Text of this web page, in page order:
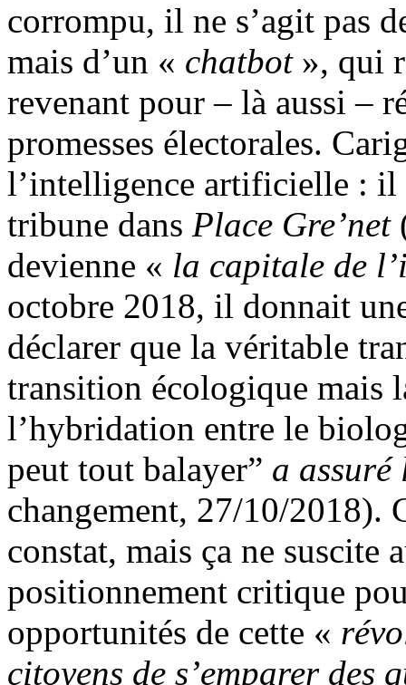
corrompu, il ne s’agit pas
mais d’un « chatbot», qui
revenant pour – là aussi –
promesses électorales.
l’intelligence artificielle : il
tribune dans Place Gre’net
devienne « la capitale de
octobre 2018, il donnait
déclarer que la véritable
transition écologique mais
l’hybridation entre le
peut tout balayer” a assuré
changement, 27/10/2018).
constat, mais ça ne suscite
positionnement critique
opportunités de cette «
citoyens de s’emparer des